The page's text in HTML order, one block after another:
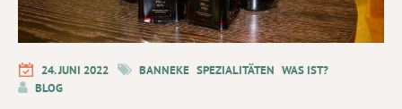
24. JUNI 2022 BANNEKE SPEZIALITÄTEN WAS IST?
BLOG